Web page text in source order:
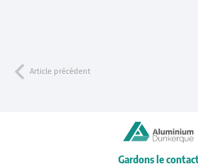
Article précédent
Gardons le